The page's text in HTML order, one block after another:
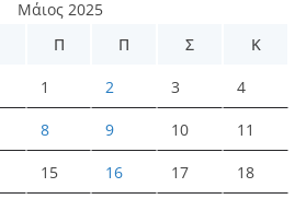
Μάιος 2025
Π Π Σ Κ
1 2 3 4
8 9 10 11
15 16 17 18